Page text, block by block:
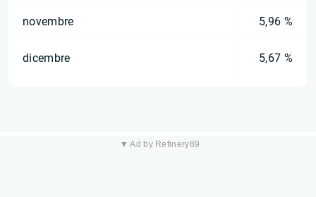
novembre 5,96 %
dicembre 5,67 %
▼ Ad by Refinery89